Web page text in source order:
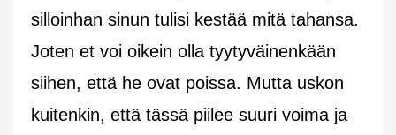
silloinhan sinun tulisi kestää mitä tahansa.
Joten et voi oikein olla tyytyväinenkään
siihen, että he ovat poissa. Mutta uskon
kuitenkin, että tässä piilee suuri voima ja